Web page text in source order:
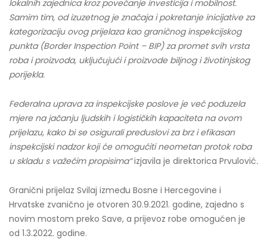
lokalnih zajednica kroz povećanje investicija i mobilnost.
Samim tim, od izuzetnog je značaja i pokretanje inicijative za
kategorizaciju ovog prijelaza kao graničnog inspekcijskog
punkta (Border Inspection Point – BIP) za promet svih vrsta
roba i proizvoda, uključujući i proizvode biljnog i životinjskog
porijekla.
Federalna uprava za inspekcijske poslove je već poduzela
mjere na jačanju ljudskih i logističkih kapaciteta na ovom
prijelazu, kako bi se osigurali preduslovi za brz i efikasan
inspekcijski nadzor koji će omogućiti neometan protok roba
u skladu s važećim propisima“izjavila je direktorica Prvulović.
Granični prijelaz Svilaj između Bosne i Hercegovine i
Hrvatske zvanično je otvoren 30.9.2021. godine, zajedno s
novim mostom preko Save, a prijevoz robe omogućen je
od 1.3.2022. godine.